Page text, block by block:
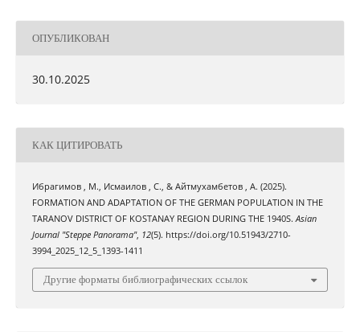
ОПУБЛИКОВАН
30.10.2025
КАК ЦИТИРОВАТЬ
Ибрагимов , М., Исмаилов , С., & Айтмухамбетов , А. (2025).
FORMATION AND ADAPTATION OF THE GERMAN POPULATION IN THE
TARANOV DISTRICT OF KOSTANAY REGION DURING THE 1940S.Asian
Journal "Steppe Panorama", 12(5). https://doi.org/10.51943/2710-
3994_2025_12_5_1393-1411
Другие форматы библиографических ссылок